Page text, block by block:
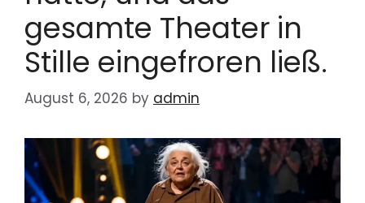
gesamte Theater in
Stille eingefroren ließ.
August 6, 2026 by admin